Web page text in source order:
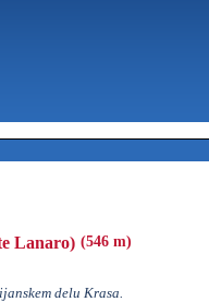
Lanaro) (546 m)
delu Krasa.